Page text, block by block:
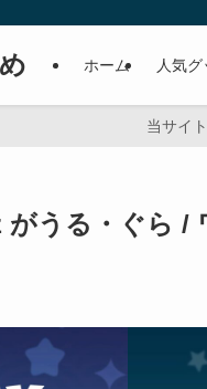
ホーム 人気
当サイ
がうる・ぐら